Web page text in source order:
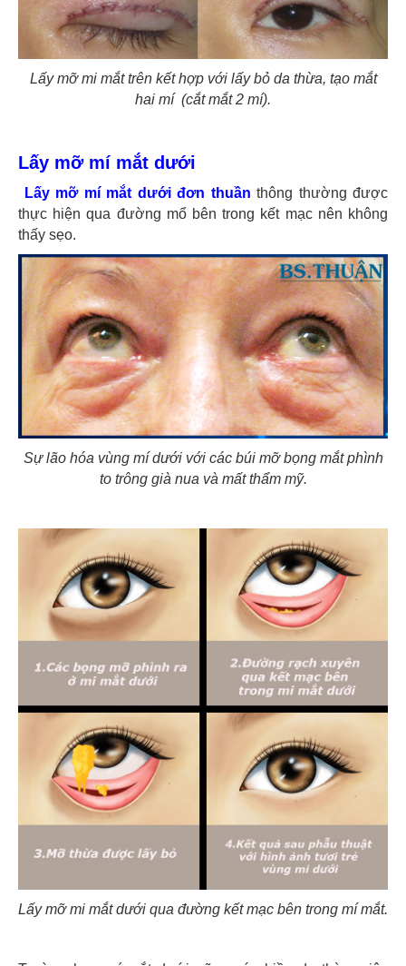
Lấy mỡ mi mắt trên kết hợp với lấy bỏ da thừa, tạo mắt
hai mí (cắt mắt 2 mí).
Lấy mỡ mí mắt dưới
Lấy mỡ mí mắt dưới đơn thuần thông thường được
thực hiện qua đường mổ bên trong kết mạc nên không
thấy sẹo.
Sự lão hóa vùng mí dưới với các búi mỡ bọng mắt phình
to trông già nua và mất thẩm mỹ.
Lấy mỡ mi mắt dưới qua đường kết mạc bên trong mí mắt.